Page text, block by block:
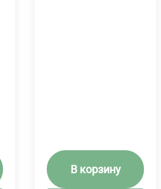
В корзину